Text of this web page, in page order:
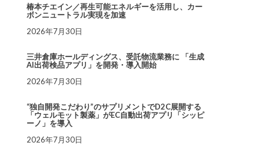
椿本チエイン／再生可能エネルギーを活用し、カー
ボンニュートラル実現を加速
2026年7月30日
三井倉庫ホールディングス、受託物流業務に 「生成
AI出荷検品アプリ」を開発・導入開始
2026年7月30日
“独自開発こだわり”のサプリメントでD2C展開する
「ウェルモット製薬」がEC自動出荷アプリ「シッピ
ーノ」を導入
2026年7月30日